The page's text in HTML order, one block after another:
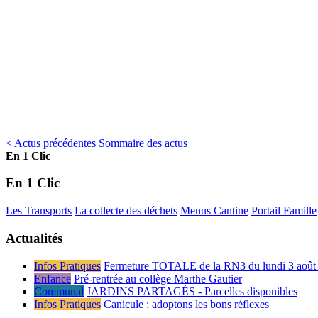
< Actus précédentes Sommaire des actus
En 1 Clic
En 1 Clic
Les Transports La collecte des déchets Menus Cantine Portail Famille
Actualités
Infos Pratiques Fermeture TOTALE de la RN3 du lundi 3 août
Enfance Pré-rentrée au collège Marthe Gautier
Communal JARDINS PARTAGÉS - Parcelles disponibles
Infos Pratiques Canicule : adoptons les bons réflexes